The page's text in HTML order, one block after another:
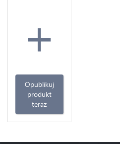
+
Opublikuj
produkt
teraz